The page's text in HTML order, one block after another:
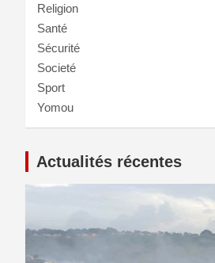
Religion
Santé
Sécurité
Societé
Sport
Yomou
Actualités récentes